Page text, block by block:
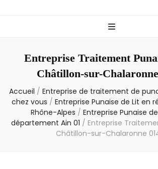
– Info
Entreprise Traitement
Châtillon-sur-
Accueil / Entreprise de traitement de
chez vous / Entreprise Punaise de Lit en
Rhône-Alpes / Entreprise Punaise
département Ain 01 / Entreprise
Châtillon-sur-Chalaronne